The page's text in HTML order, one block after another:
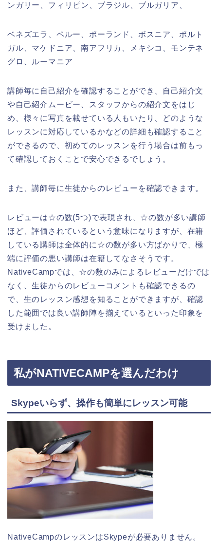
ンガリー、フィリピン、ブラジル、ブルガリア、
ベネズエラ、ペルー、ポーランド、ボスニア、ポルト
ガル、マケドニア、南アフリカ、メキシコ、モンテネ
グロ、ルーマニア
講師毎に自己紹介を確認することができ、自己紹介文
や自己紹介ムービー、スタッフからの紹介文をはじ
め、様々に写真を載せている人もいたり、どのような
レッスンに対応しているかなどの詳細も確認すること
ができるので、初めてのレッスンを行う場合は前もっ
て確認しておくことで安心できるでしょう。
また、講師毎に生徒からのレビューを確認できます。
レビューは☆の数(5つ)で表現され、☆の数が多い講師
ほど、評価されているという意味になりますが、在籍
している講師は全体的に☆の数が多い方ばかりで、極
端に評価の悪い講師は在籍してなさそうです。
NativeCampでは、☆の数のみによるレビューだけでは
なく、生徒からのレビューコメントも確認できるの
で、生のレッスン感想を知ることができますが、確認
した範囲では良い講師陣を揃えているといった印象を
受けました。
私がNATIVECAMPを選んだわけ
Skypeいらず、操作も簡単にレッスン可能
NativeCampのレッスンはSkypeが必要ありません。